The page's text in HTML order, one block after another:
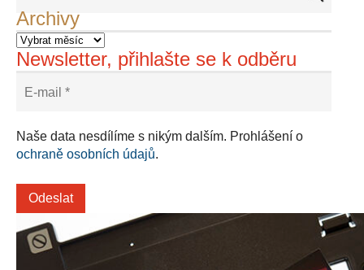
Archivy
Newsletter, přihlašte se k odběru
Naše data nesdílíme s nikým dalším. Prohlášení o
ochraně osobních údajů.